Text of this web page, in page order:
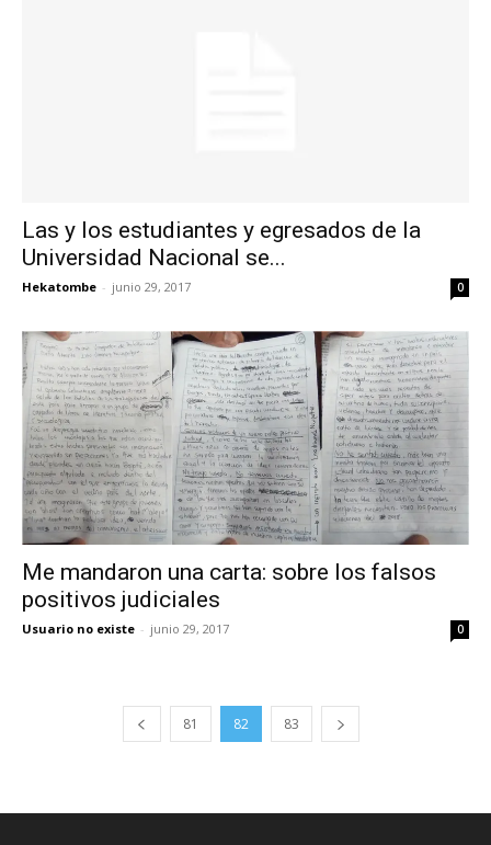
Las y los estudiantes y egresados de la
Universidad Nacional se...
Hekatombe - junio 29, 2017 0
Me mandaron una carta: sobre los falsos
positivos judiciales
Usuario no existe - junio 29, 2017 0
81 82 83